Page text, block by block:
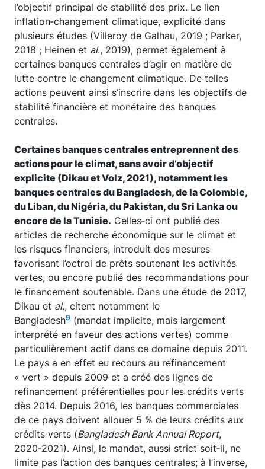
l’objectif principal de stabilité des prix. Le lien
inflation‑changement climatique, explicité dans
plusieurs études (Villeroy de Galhau, 2019 ; Parker,
2018 ; Heinen et al., 2019), permet également à
certaines banques centrales d’agir en matière de
lutte contre le changement climatique. De telles
actions peuvent ainsi s’inscrire dans les objectifs de
stabilité financière et monétaire des banques
centrales.
Certaines banques centrales entreprennent des
actions pour le climat, sans avoir d’objectif
explicite (Dikau et Volz, 2021), notamment les
banques centrales du Bangladesh, de la Colombie,
du Liban, du Nigéria, du Pakistan, du Sri Lanka ou
encore de la Tunisie. Celles‑ci ont publié des
articles de recherche économique sur le climat et
les risques financiers, introduit des mesures
favorisant l’octroi de prêts soutenant les activités
vertes, ou encore publié des recommandations pour
le financement soutenable. Dans une étude de 2017,
Dikau et al., citent notamment le
Bangladesh9 (mandat implicite, mais largement
interprété en faveur des actions vertes) comme
particulièrement actif dans ce domaine depuis 2011.
Le pays a en effet eu recours au refinancement
« vert » depuis 2009 et a créé des lignes de
refinancement préférentielles pour les crédits verts
dès 2014. Depuis 2016, les banques commerciales
de ce pays doivent allouer 5 % de leurs crédits aux
crédits verts (Bangladesh Bank Annual Report,
2020‑2021). Ainsi, le mandat, aussi strict soit‑il, ne
limite pas l’action des banques centrales; à l’inverse,